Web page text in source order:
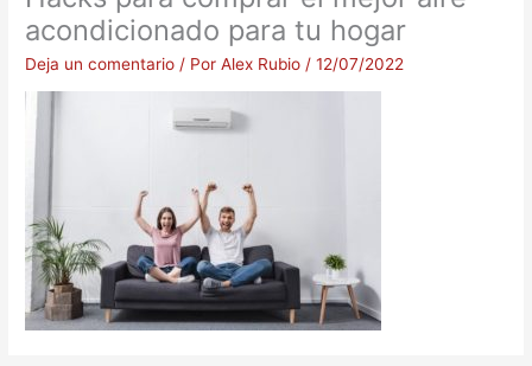
acondicionado para tu hogar
Deja un comentario / PorAlex Rubio /12/07/2022